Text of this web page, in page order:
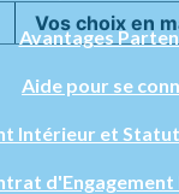
Avantages
Aide pour se
Intérieur et
d'Engagement
Vos choix en